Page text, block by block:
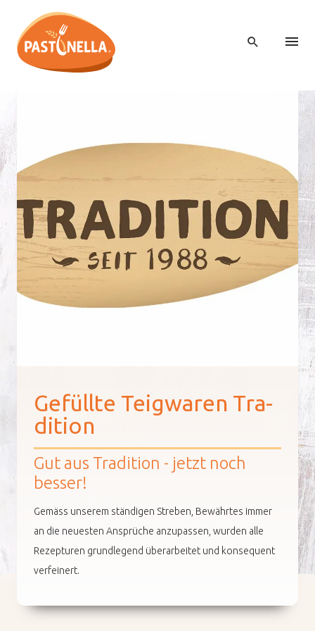
Unternehmen
Arbeiten bei Pastinella
Ge­füll­te Teig­wa­ren Tra­
di­ti­on
Gut aus Tradition - jetzt noch
besser!
Gemäss unserem ständigen Streben, Bewährtes immer
an die neuesten Ansprüche anzupassen, wurden alle
Rezepturen grundlegend überarbeitet und konsequent
verfeinert.